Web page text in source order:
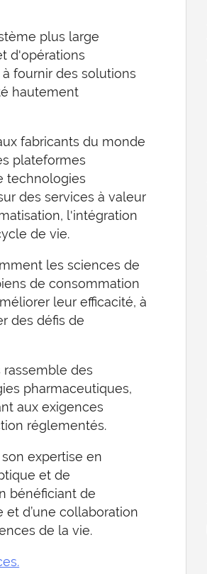
plus large
d'opérations
fournir des solutions
hautement
fabricants du monde
plateformes
technologies
des services à valeur
l'intégration
de vie.
les sciences de
de consommation
leur efficacité, à
des défis de
rassemble des
pharmaceutiques,
aux exigences
réglementés.
expertise en
et de
bénéficiant de
et d’une collaboration
de la vie.